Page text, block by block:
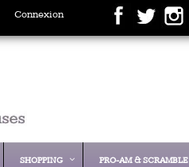
Connexion
SHOPPING PRO-AM & SCRAMBLE